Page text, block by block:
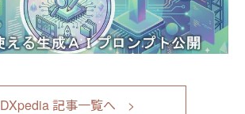
DXpedia 記事一覧へ